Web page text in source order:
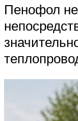
Пенофол не